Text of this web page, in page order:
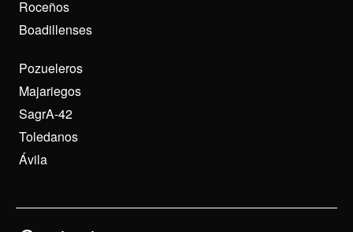
Roceños
Boadillenses
Pozueleros
Majariegos
SagrA-42
Toledanos
Ávila